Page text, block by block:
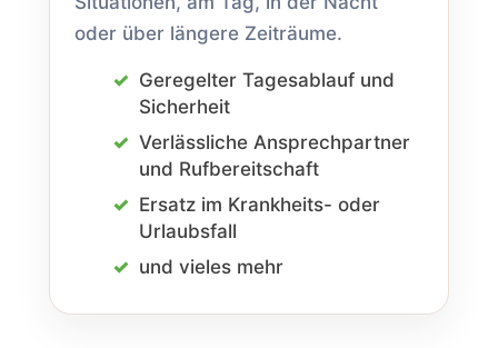
oder über längere Zeiträume.
Geregelter Tages­ablauf und
Sicherheit
Verlässliche Ansprech­partner
und Ruf­bereitschaft
Ersatz im Krankheits- oder
Urlaubs­fall
und vieles mehr